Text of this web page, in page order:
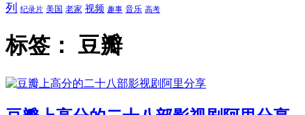
列
纪录片 美国 老家 视频 趣事 音乐 高考
标签： 豆瓣